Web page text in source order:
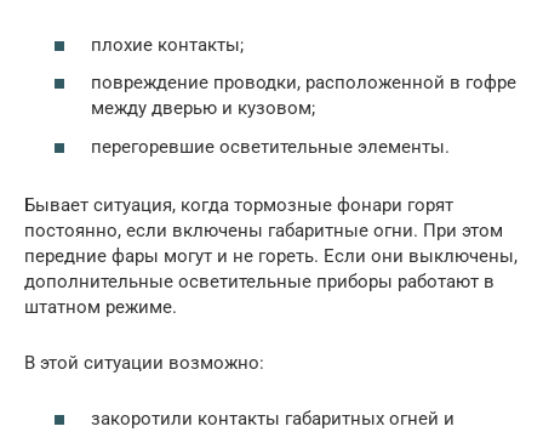
плохие контакты;
повреждение проводки, расположенной в гофре
между дверью и кузовом;
перегоревшие осветительные элементы.
Бывает ситуация, когда тормозные фонари горят
постоянно, если включены габаритные огни. При этом
передние фары могут и не гореть. Если они выключены,
дополнительные осветительные приборы работают в
штатном режиме.
В этой ситуации возможно:
закоротили контакты габаритных огней и